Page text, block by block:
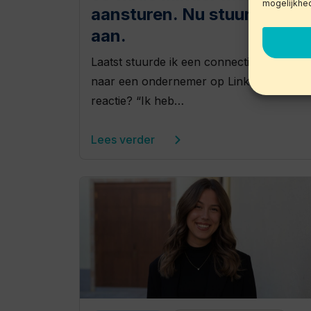
aansturen. Nu stuur je AI
aan.
Laatst stuurde ik een connectieverzoek
naar een ondernemer op LinkedIn. Zijn
reactie? “Ik heb…
Lees verder